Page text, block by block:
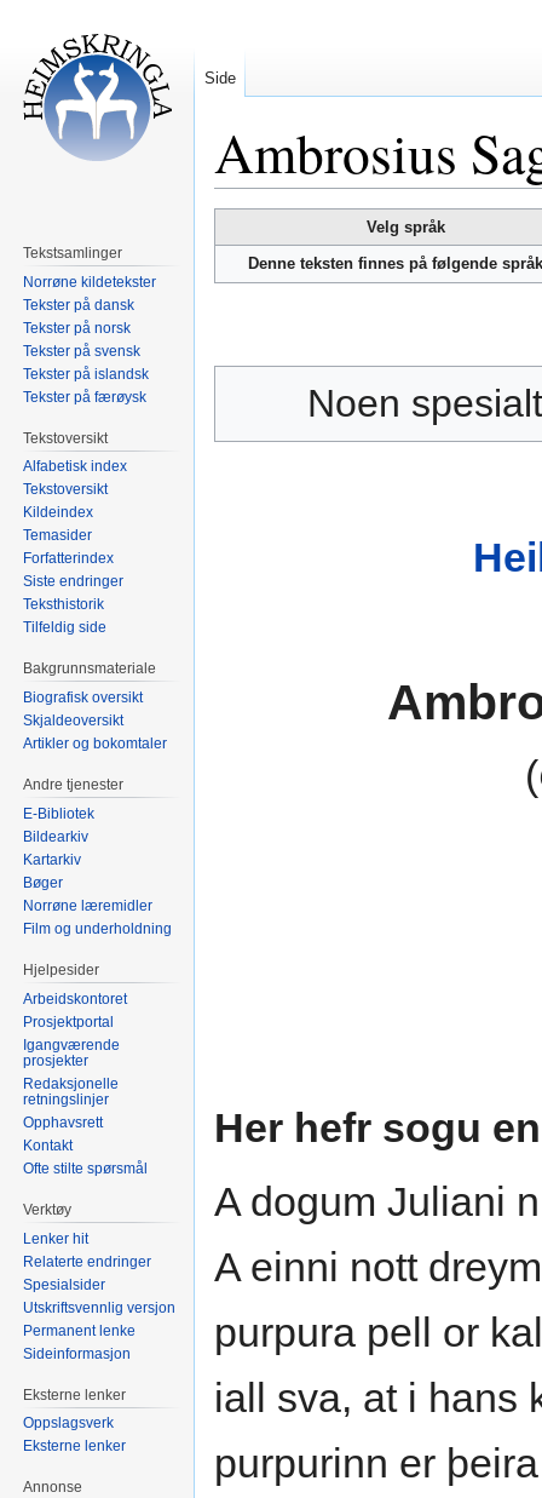
Ambrosius
til
navigering
til
Velg språk
Denne teksten finnes på følgende
Noen
(
Her hefr sogu
A dogum Juliani
A einni nott
purpura pell or
iall sva, at i hans
purpurinn er
Side
Tekstsamlinger
Norrøne kildetekster
Tekster på dansk
Tekster på norsk
Tekster på svensk
Tekster på islandsk
Tekster på færøysk
Tekstoversikt
Alfabetisk index
Tekstoversikt
Kildeindex
Temasider
Forfatterindex
Siste endringer
Teksthistorik
Tilfeldig side
Bakgrunnsmateriale
Biografisk oversikt
Skjaldeoversikt
Artikler og bokomtaler
Andre tjenester
E-Bibliotek
Bildearkiv
Kartarkiv
Bøger
Norrøne læremidler
Film og underholdning
Hjelpesider
Arbeidskontoret
Prosjektportal
Igangværende
prosjekter
Redaksjonelle
retningslinjer
Opphavsrett
Kontakt
Ofte stilte spørsmål
Verktøy
Lenker hit
Relaterte endringer
Spesialsider
Utskriftsvennlig versjon
Permanent lenke
Sideinformasjon
Eksterne lenker
Oppslagsverk
Eksterne lenker
Annonse